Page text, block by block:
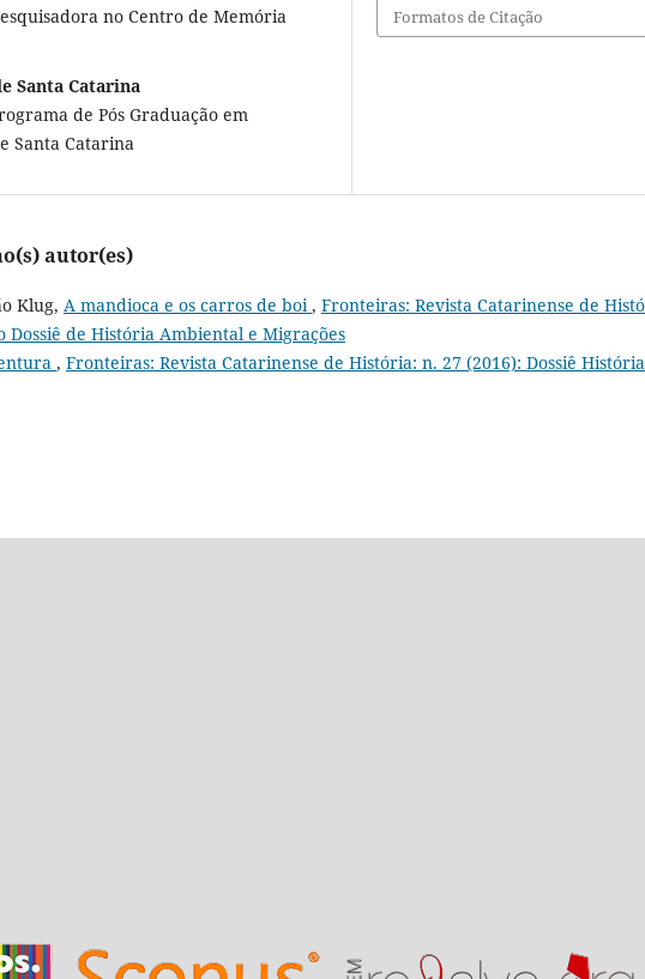
no Centro de Memória
Santa Catarina
de Pós Graduação em
Santa Catarina
Formatos de Citação
autor(es)
Klug, A mandioca e os carros de boi, Fronteiras: Revista Catarinense de
Dossiê de História Ambiental e Migrações
, Fronteiras: Revista Catarinense de História: n. 27 (2016): Dossiê História